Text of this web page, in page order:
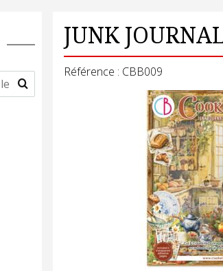
JUNK
Référence : CBB009